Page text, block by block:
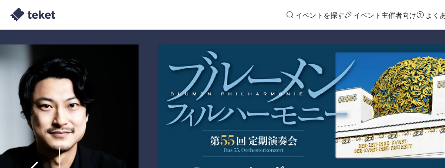
イベントを探す イベント主催者向け よく